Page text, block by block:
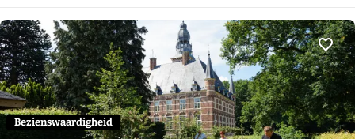
l
D
o
o
Bezienswaardigheid